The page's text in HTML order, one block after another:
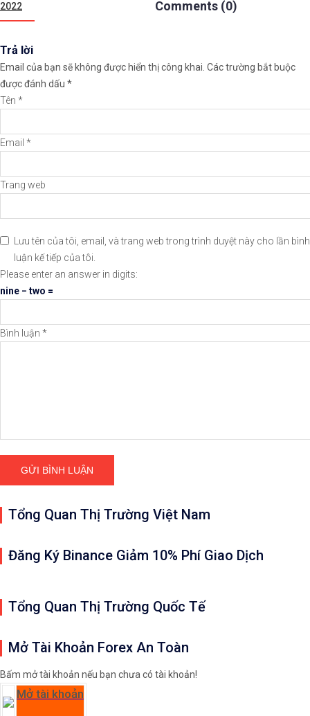
✅𝘔ở 𝘵à𝘪 𝘬𝘩𝘰ả𝘯 𝘵𝘳ê𝘯 𝘴à𝘯 𝘉𝘪𝘯𝘢𝘯𝘤𝘦 𝘯ổ𝘪 𝘵𝘪ế𝘯𝘨 𝘯𝘩ấ𝘵
bài
viết
2022 Comments (0)
Trả lời
Email của bạn sẽ không được hiển thị công khai. Các trường bắt buộc
được đánh dấu *
Tên *
Email *
Trang web
Lưu tên của tôi, email, và trang web trong trình duyệt này cho lần bình
luận kế tiếp của tôi.
Please enter an answer in digits:
nine − two =
Bình luận *
Tổng Quan Thị Trường Việt Nam
Đăng Ký Binance Giảm 10% Phí Giao Dịch
Tổng Quan Thị Trường Quốc Tế
Mở Tài Khoản Forex An Toàn
Bấm mở tài khoản nếu bạn chưa có tài khoản!
Mở tài khoản